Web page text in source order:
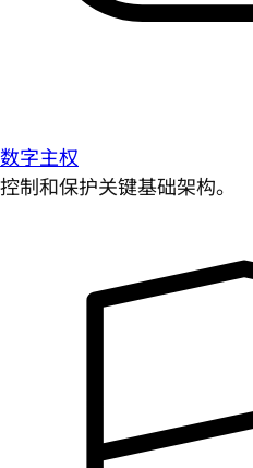
数字主权
控制和保护关键基础架构。